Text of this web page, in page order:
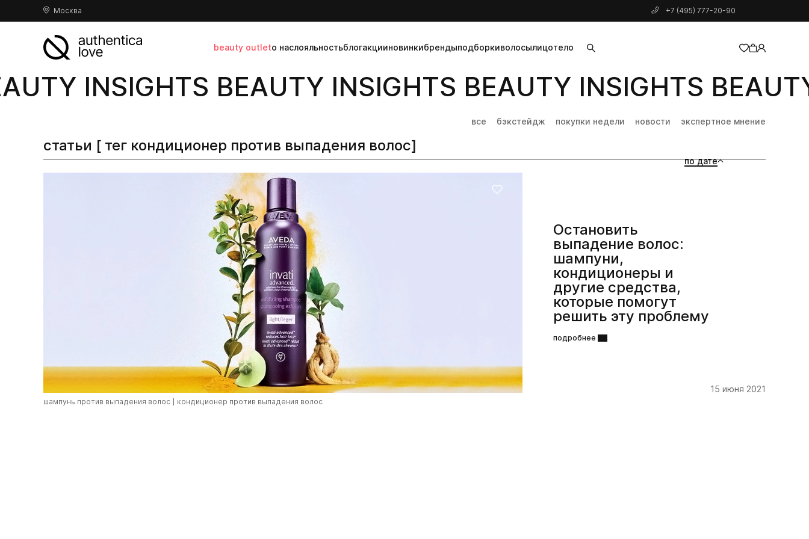
Москва +7 (495) 777-20-90
beauty outletо наслояльностьблогакцииновинкибрендыподборкиволосылицотело
добавлен в корзину
INSIGHTS BEAUTY INSIGHTS BEAUTY INSIGHTS
все бэкстейдж покупки недели новости экспертное мнение
статьи [ тег кондиционер против выпадения волос]
по дате
Остановить
выпадение волос:
шампуни,
кондиционеры и
другие средства,
которые помогут
решить эту проблему
подробнее
15 июня 2021
шампунь против выпадения волос кондиционер против выпадения волос